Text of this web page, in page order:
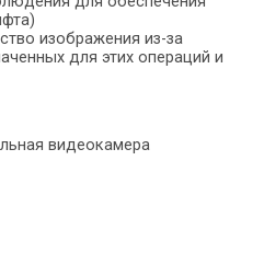
изображения из-за
для этих операций и
видеокамера